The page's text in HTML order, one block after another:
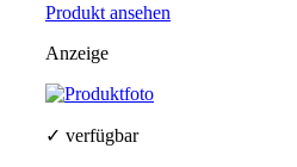
Produkt ansehen
Anzeige
✓ verfügbar